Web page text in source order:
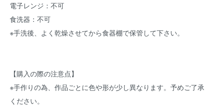
電子レンジ：不可
食洗器：不可
※手洗後、よく乾燥させてから食器棚で保管して下さい。
【購入の際の注意点】
※手作りの為、作品ごとに色や形が少し異なります。予めご了承
ください。